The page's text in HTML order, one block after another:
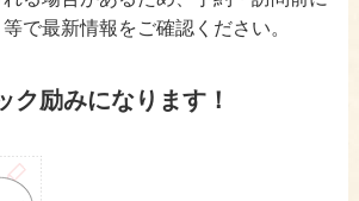
で最新情報をご確認ください。
ク励みになります！